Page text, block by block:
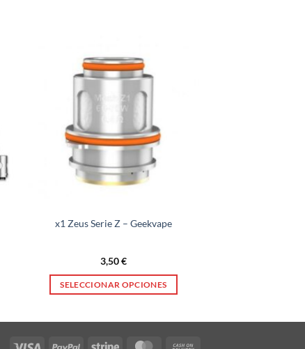
x1 Zeus Serie Z – Geekvape
3,50€
SELECCIONAR OPCIONES
Visa PayPal Stripe MasterCard